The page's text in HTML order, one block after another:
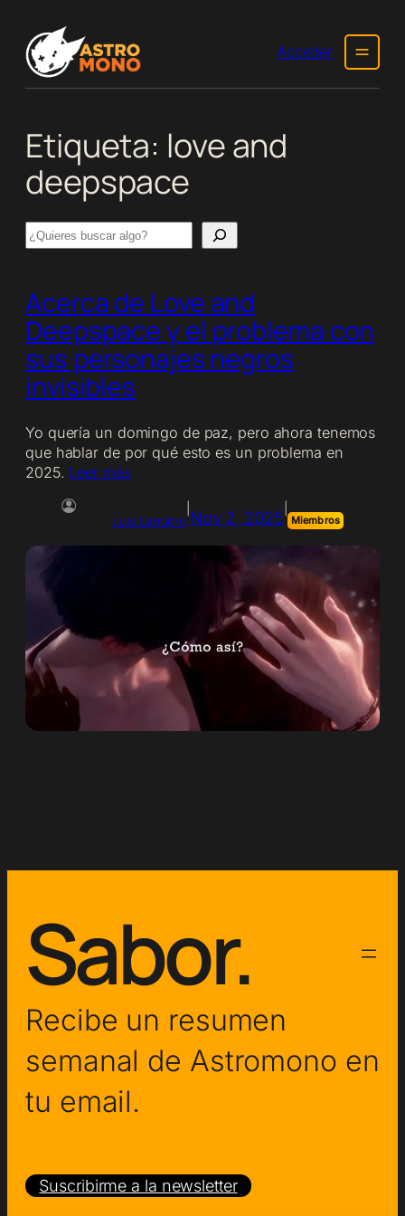
contenido
Acceder
Etiqueta: love and
deepspace
Search
Acerca de Love and
Deepspacey el problema con
sus personajes negros
invisibles
Yo quería un domingo de paz, pero ahora tenemos
que hablar de por qué esto es un problema en
2025. Leer más
Luis Landero Nov 2, 2025 Miembros
Sabor.
Recibe un resumen
semanal de Astromono en
tu email.
Suscribirme a la newsletter